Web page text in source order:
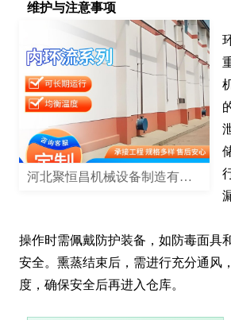
维护与注意事项
河北聚恒昌机械设备制造有限公司
操作时需佩戴防护装备，如防毒面具
安全。熏蒸结束后，需进行充分通风
度，确保安全后再进入仓库。